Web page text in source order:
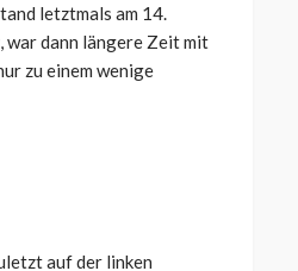
letztmals am 14.
war dann längere Zeit mit
zu einem wenige
auf der linken